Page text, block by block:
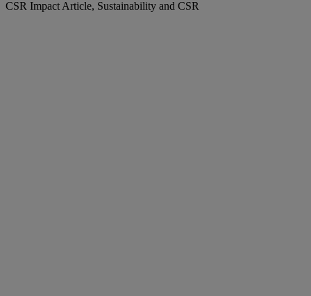
CSR Impact Article, Sustainability and CSR